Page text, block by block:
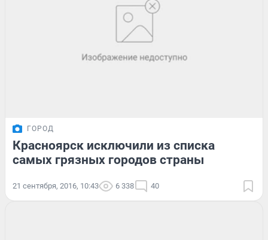
ГОРОД
Красноярск исключили из списка
самых грязных городов страны
21 сентября, 2016, 10:43 6 338 40